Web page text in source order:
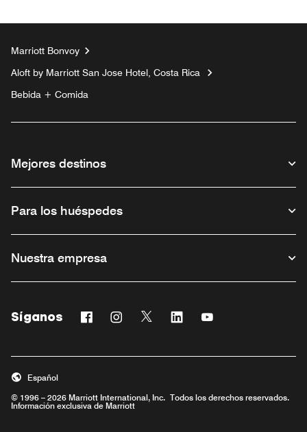
Marriott Bonvoy
Aloft by Marriott San Jose Hotel, Costa Rica
Bebida + Comida
Mejores destinos
Para los huéspedes
Nuestra empresa
Síganos Facebook
Abre una ventana nueva
Instagram
Abre una ventana nueva
Twitter
Abre una ventana nueva
Linkedin
Abre una ventana nueva
Abre una ventana
© 1996 – 2026 Marriott International, Inc. Todos los derechos reservados.
Información exclusiva de Marriott
Español